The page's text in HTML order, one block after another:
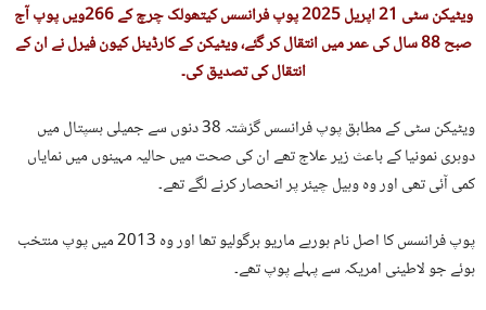
ویٹیکن سٹی 21 اپریل 2025 پوپ فرانسس کیتھولک چرچ کے 266ویں پوپ آج
صبح 88 سال کی عمر میں انتقال کر گئے، ویٹیکن کے کارڈینل کیون فیرل نے ان کے
انتقال کی تصدیق کی۔
ویٹیکن سٹی کے مطابق پوپ فرانسس گزشتہ 38 دنوں سے جمیلی ہسپتال میں
دوہری نمونیا کے باعث زیر علاج تھے ان کی صحت میں حالیہ مہینوں میں نمایاں
کمی آئی تھی اور وہ وہیل چیئر پر انحصار کرنے لگے تھے۔
پوپ فرانسس کا اصل نام ہورہے ماریو برگولیو تھا اور وہ 2013 میں پوپ منتخب
ہوئے جو لاطینی امریکہ سے پہلے پوپ تھے۔